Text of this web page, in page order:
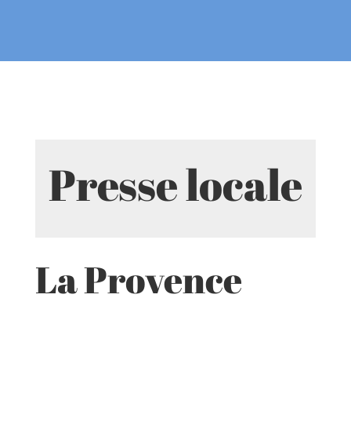
Presse locale
La Provence